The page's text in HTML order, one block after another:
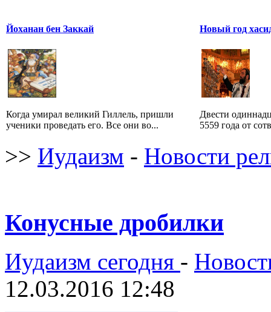
Йоханан бен Заккай
Когда умирал великий Гиллель, пришли
ученики проведать его. Все они во...
Новый год
Двести
5559 года от
>> Иудаизм - Новости
Конусные дробилки
Иудаизм сегодня -
12.03.2016 12:48